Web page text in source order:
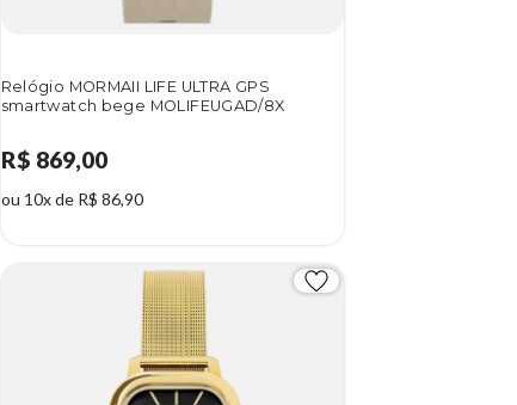
Relógio MORMAII LIFE ULTRA GPS
smartwatch bege MOLIFEUGAD/8X
R$ 869,00
ou 10x de R$ 86,90